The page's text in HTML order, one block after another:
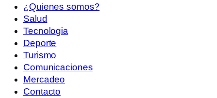
¿Quienes somos?
Salud
Tecnologia
Deporte
Turismo
Comunicaciones
Mercadeo
Contacto